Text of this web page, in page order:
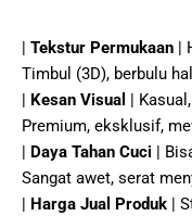
| Tekstur Permukaan |
Timbul (3D), berbulu
| Kesan Visual |
Premium, eksklusif,
| Daya Tahan Cuci |
Sangat awet, serat
| Harga Jual Produk |